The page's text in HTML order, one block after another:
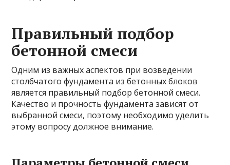
Правильный подбор
бетонной смеси
Одним из важных аспектов при возведении
столбчатого фундамента из бетонных блоков
является правильный подбор бетонной смеси.
Качество и прочность фундамента зависят от
выбранной смеси, поэтому необходимо уделить
этому вопросу должное внимание.